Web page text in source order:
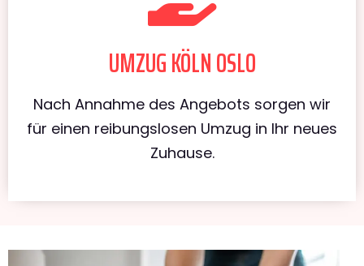
UMZUG KÖLN OSLO
Nach Annahme des Angebots sorgen wir
für einen reibungslosen Umzug in Ihr neues
Zuhause.